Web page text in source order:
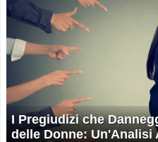
I Pregiudizi che
delle Donne: Un'Analisi